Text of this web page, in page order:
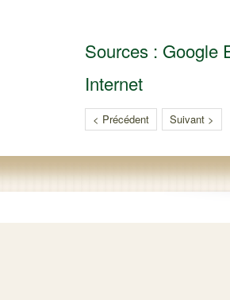
Sources : Google
Internet
< Précédent Suivant >